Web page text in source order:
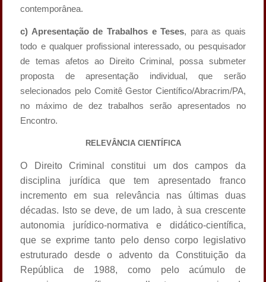
contemporânea.
c) Apresentação de Trabalhos e Teses, para as quais
todo e qualquer profissional interessado, ou pesquisador
de temas afetos ao Direito Criminal, possa submeter
proposta de apresentação individual, que serão
selecionados pelo Comitê Gestor Científico/Abracrim/PA,
no máximo de dez trabalhos serão apresentados no
Encontro.
RELEVÂNCIA CIENTÍFICA
O Direito Criminal constitui um dos campos da
disciplina jurídica que tem apresentado franco
incremento em sua relevância nas últimas duas
décadas. Isto se deve, de um lado, à sua crescente
autonomia jurídico-normativa e didático-científica,
que se exprime tanto pelo denso corpo legislativo
estruturado desde o advento da Constituição da
República de 1988, como pelo acúmulo de